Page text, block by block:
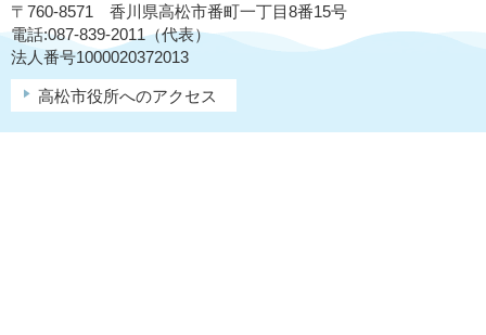
〒760-8571 香川県高松市番町一丁目8番15号
電話:087-839-2011（代表）
法人番号1000020372013
高松市役所へのアクセス